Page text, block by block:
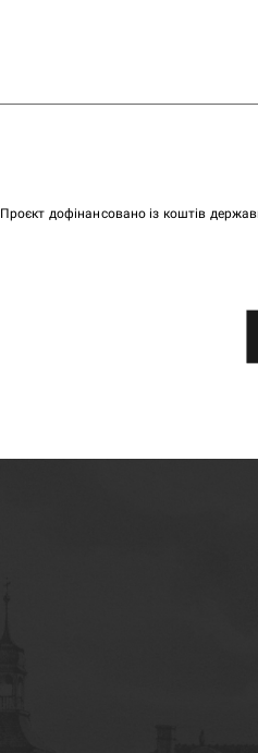
Проєкт дофінансовано із коштів